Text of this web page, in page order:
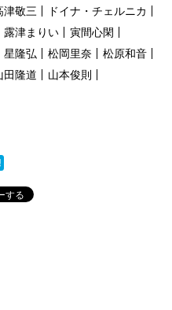
津敬三
ドイナ・チェルニカ
露津まりい
寅間心閑
星隆弘 松岡里奈
松原和音
田隆道
山本俊則